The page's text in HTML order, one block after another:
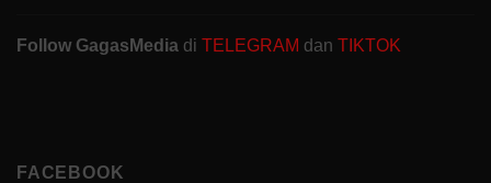
Follow GagasMedia di TELEGRAM dan TIKTOK
FACEBOOK